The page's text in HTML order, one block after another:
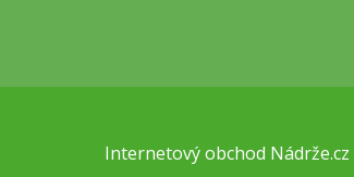
Internetový obchod Nádrže.cz